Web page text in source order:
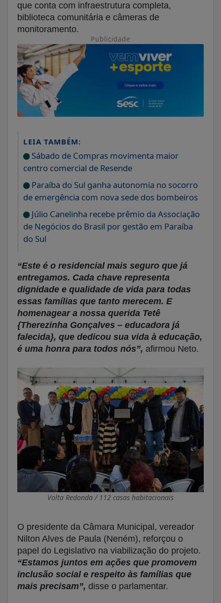
que conta com infraestrutura completa,
biblioteca comunitária e câmeras de
monitoramento.
Publicidade
LEIA TAMBÉM:
Sábado de Compras movimenta maior
centro comercial de Resende
Paraíba do Sul ganha autonomia no socorro
de emergência com nova sede dos bombeiros
Júlio Canelinha recebe prêmio da Associação
de Negócios do Brasil por gestão em Paraíba
do Sul
“Este é o residencial mais seguro que já
entregamos. Cada chave representa
dignidade e qualidade de vida para todas
essas famílias que tanto merecem. E
homenagear a nossa querida Tetê
{Therezinha Gonçalves – educadora já
falecida}, que dedicou sua vida à educação,
é uma honra para todos nós”, afirmou Neto.
Volta Redonda / 112 casas habitacionais
O presidente da Câmara Municipal, vereador
Nilton Alves de Paula (Neném), reforçou o
papel do Legislativo na viabilização do projeto.
“Estamos juntos em ações que promovem
inclusão social e respeito às famílias que
mais precisam”, disse o parlamentar.